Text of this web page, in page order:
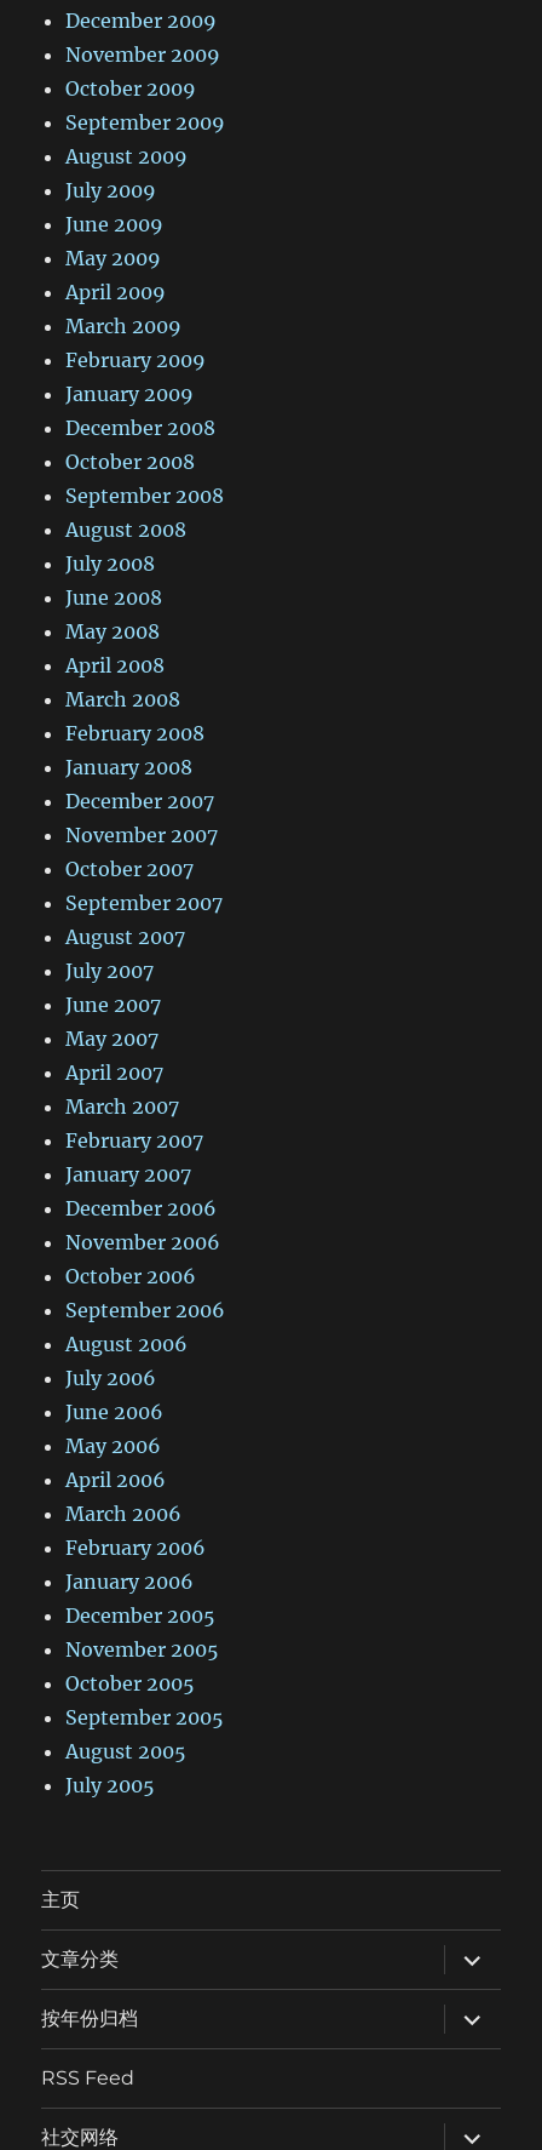
December 2009
November 2009
October 2009
September 2009
August 2009
July 2009
June 2009
May 2009
April 2009
March 2009
February 2009
January 2009
December 2008
October 2008
September 2008
August 2008
July 2008
June 2008
May 2008
April 2008
March 2008
February 2008
January 2008
December 2007
November 2007
October 2007
September 2007
August 2007
July 2007
June 2007
May 2007
April 2007
March 2007
February 2007
January 2007
December 2006
November 2006
October 2006
September 2006
August 2006
July 2006
June 2006
May 2006
April 2006
March 2006
February 2006
January 2006
December 2005
November 2005
October 2005
September 2005
August 2005
July 2005
主页
文章分类
expand
child
menu
按年份归档
expand
child
menu
RSS Feed
社交网络
expand